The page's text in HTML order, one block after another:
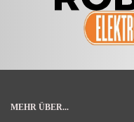
MEHR ÜBER...